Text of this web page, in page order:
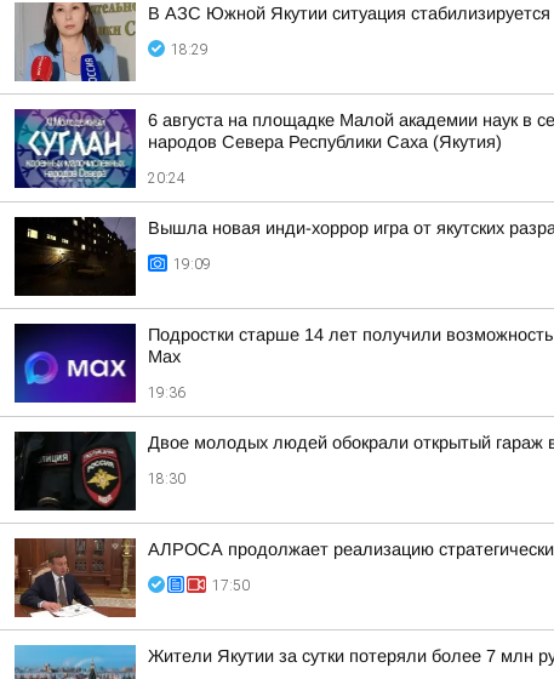
В АЗС Южной Якутии ситуация стабилизируется
18:29
6 августа на площадке Малой академии наук в
народов Севера Республики Саха (Якутия)
20:24
Вышла новая инди-хоррор игра от якутских
19:09
Подростки старше 14 лет получили
Мах
19:36
Двое молодых людей обокрали открытый гараж
18:30
АЛРОСА продолжает реализацию
17:50
Жители Якутии за сутки потеряли более 7 млн